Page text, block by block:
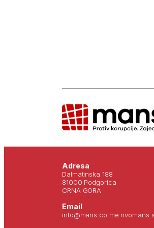
Adresa
Dalmatinska 188
81000 Podgorica
CRNA GORA
Email
info@mans.co.me